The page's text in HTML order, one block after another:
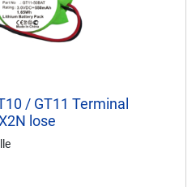
/ GT11 Terminal
lose